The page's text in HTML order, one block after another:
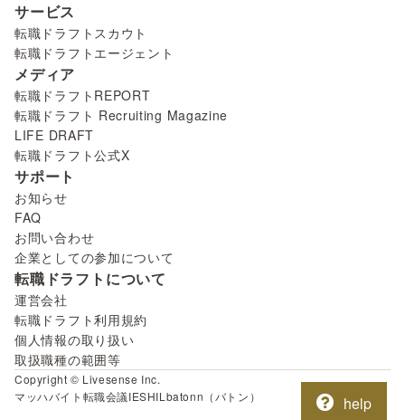
サービス
転職ドラフトスカウト
転職ドラフトエージェント
メディア
転職ドラフトREPORT
転職ドラフト Recruiting Magazine
LIFE DRAFT
転職ドラフト公式X
サポート
お知らせ
FAQ
お問い合わせ
企業としての参加について
転職ドラフトについて
運営会社
転職ドラフト利用規約
個人情報の取り扱い
取扱職種の範囲等
Copyright © Livesense Inc.
マッハバイト 転職会議IESHIL batonn（バトン） help